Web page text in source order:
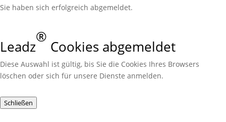
Sie haben sich erfolgreich abgemeldet.
Leadz
®
Cookies abgemeldet
Diese Auswahl ist gültig, bis Sie die Cookies Ihres Browsers
löschen oder sich für unsere Dienste anmelden.
Schließen